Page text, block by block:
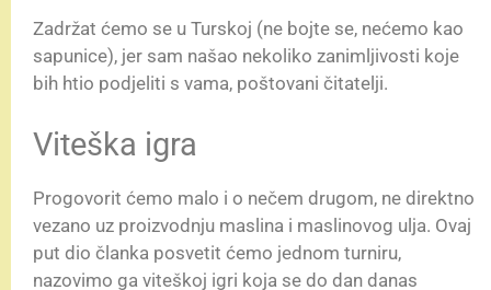
Zadržat ćemo se u Turskoj (ne bojte se, nećemo kao
sapunice), jer sam našao nekoliko zanimljivosti koje
bih htio podjeliti s vama, poštovani čitatelji.
Viteška igra
Progovorit ćemo malo i o nečem drugom, ne direktno
vezano uz proizvodnju maslina i maslinovog ulja. Ovaj
put dio članka posvetit ćemo jednom turniru,
nazovimo ga viteškoj igri koja se do dan danas